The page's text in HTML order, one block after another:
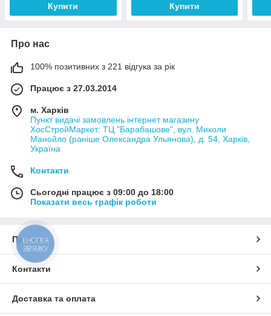
Купити Купити
Про нас
100% позитивних з 221 відгука за рік
Працює з 27.03.2014
м. Харків
Пункт видачі замовлень інтернет магазину
ХосСтройМаркет: ТЦ "Барабашове", вул. Миколи
Манойло (раніше Олександра Ульянова), д. 54, Харків,
Україна
Контакти
Сьогодні працює з 09:00 до 18:00
Показати весь графік роботи
Про нас
Контакти
Доставка та оплата
КНОПКА
ЗВ'ЯЗКУ